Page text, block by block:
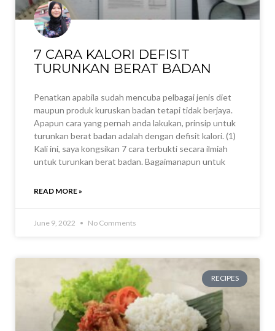
7 CARA KALORI DEFISIT
TURUNKAN BERAT BADAN
Penatkan apabila sudah mencuba pelbagai jenis diet
maupun produk kuruskan badan tetapi tidak berjaya.
Apapun cara yang pernah anda lakukan, prinsip untuk
turunkan berat badan adalah dengan defisit kalori. (1)
Kali ini, saya kongsikan 7 cara terbukti secara ilmiah
untuk turunkan berat badan. Bagaimanapun untuk
READ MORE »
June 9, 2022 No Comments
RECIPES